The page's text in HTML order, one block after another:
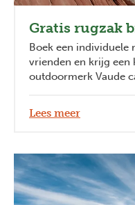
Gratis rugzak
Boek een individuele
vrienden en krijg een
outdoormerk Vaude
Lees meer